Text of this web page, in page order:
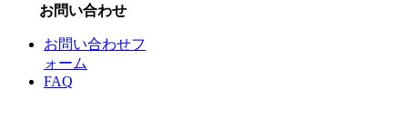
お問い合わせ
お問い合わせフ
ォーム
FAQ